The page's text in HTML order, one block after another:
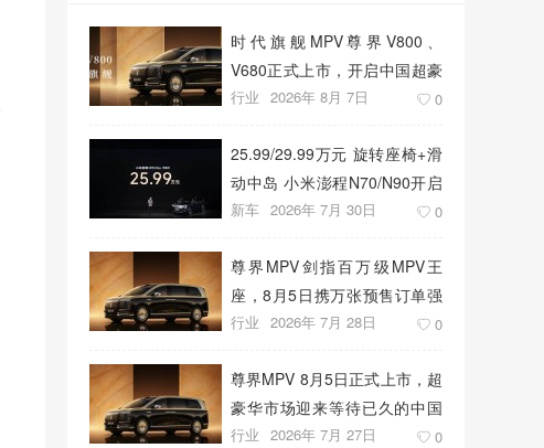
时代旗舰MPV尊界V800、
V680正式上市，开启中国超豪
华MPV发展新篇章
行业 2026年 8月 7日 0
25.99/29.99万元 旋转座椅+滑
动中岛 小米澎程N70/N90开启
预售
新车 2026年 7月 30日 0
尊界MPV剑指百万级MPV王
座，8月5日携万张预售订单强
势上市
行业 2026年 7月 28日 0
尊界MPV 8月5日正式上市，超
豪华市场迎来等待已久的中国
答案
行业 2026年 7月 27日 0